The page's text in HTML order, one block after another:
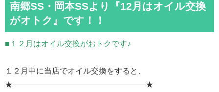
南郷SS・岡本SSより『12月はオイル交換
がオトク』です！！
■１２月はオイル交換がおトクです♪
１２月中に当店でオイル交換をすると、
★—————————————————★